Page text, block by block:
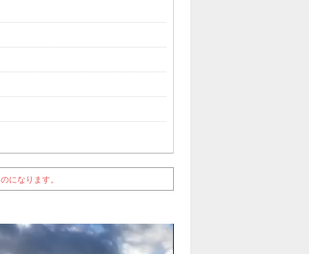
になります。